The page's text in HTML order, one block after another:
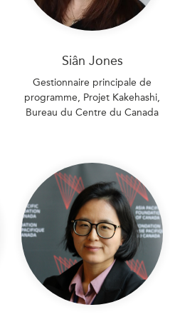
Siân Jones
Gestionnaire principale de
programme, Projet Kakehashi,
Bureau du Centre du Canada